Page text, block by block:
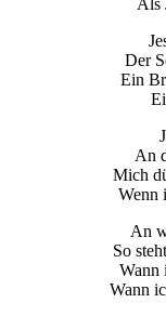
Als
Der
Ein
An
Mich
Wenn
An
So
Wann
Wann